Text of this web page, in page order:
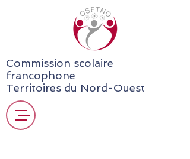
Commission scolaire
francophone
Territoires du Nord-Ouest